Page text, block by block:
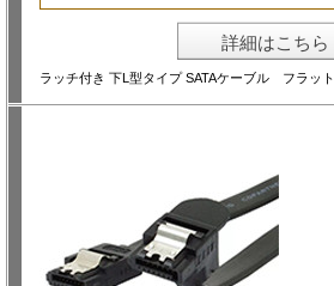
詳細はこちら
ラッチ付き 下L型タイプ SATAケーブル フラット